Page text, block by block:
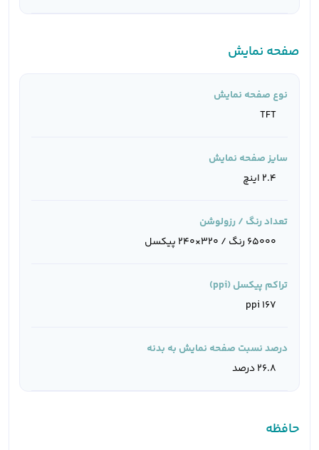
صفحه نمایش
نوع صفحه نمایش
TFT
سایز صفحه نمایش
2.4 اینچ
تعداد رنگ / رزولوشن
65000 رنگ / 320×240 پیکسل
تراکم پیکسل (ppi)
167 ppi
درصد نسبت صفحه نمایش به بدنه
26.8 درصد
حافظه